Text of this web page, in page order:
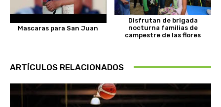
Mascaras para San Juan
Disfrutan de brigada
nocturna familias de
campestre de las flores
ARTÍCULOS RELACIONADOS